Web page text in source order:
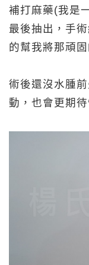
補打麻藥(我是
最後抽出，手
的幫我將那頑
術後還沒水腫
動，也會更期